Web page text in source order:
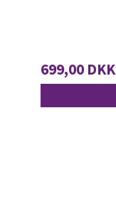
699,00 DKK